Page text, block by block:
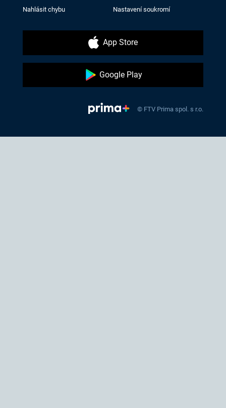
Nahlásit chybu Nastavení soukromí
App Store
Google Play
© FTV Prima spol. s r.o.